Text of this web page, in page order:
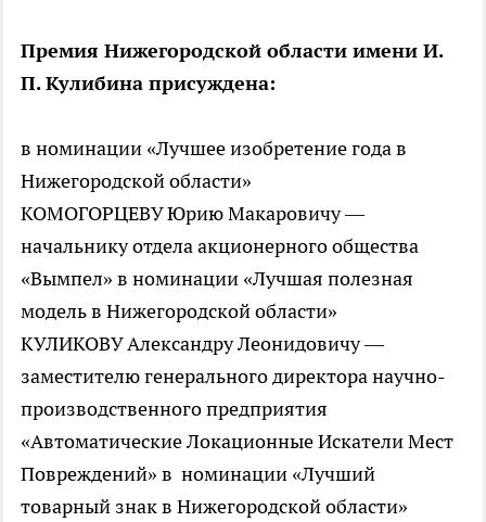
Премия Нижегородской области имени И.
П. Кулибина присуждена:
в номинации «Лучшее изобретение года в
Нижегородской области»
КОМОГОРЦЕВУ Юрию Макаровичу —
начальнику отдела акционерного общества
«Вымпел» в номинации «Лучшая полезная
модель в Нижегородской области»
КУЛИКОВУ Александру Леонидовичу —
заместителю генерального директора научно-
производственного предприятия
«Автоматические Локационные Искатели Мест
Повреждений» в номинации «Лучший
товарный знак в Нижегородской области»